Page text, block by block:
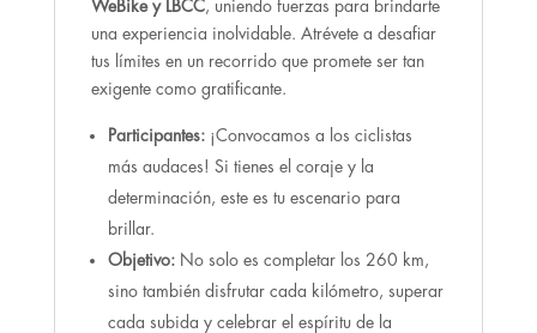
WeBike y LBCC, uniendo fuerzas para brindarte
una experiencia inolvidable. Atrévete a desafiar
tus límites en un recorrido que promete ser tan
exigente como gratificante.
Participantes:¡Convocamos a los ciclistas
más audaces! Si tienes el coraje y la
determinación, este es tu escenario para
brillar.
Objetivo:No solo es completar los 260 km,
sino también disfrutar cada kilómetro, superar
cada subida y celebrar el espíritu de la